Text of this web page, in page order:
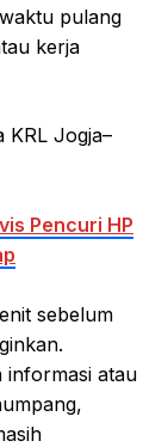
pulang
kerja
KRL Jogja–
Pencuri HP
sebelum
informasi atau